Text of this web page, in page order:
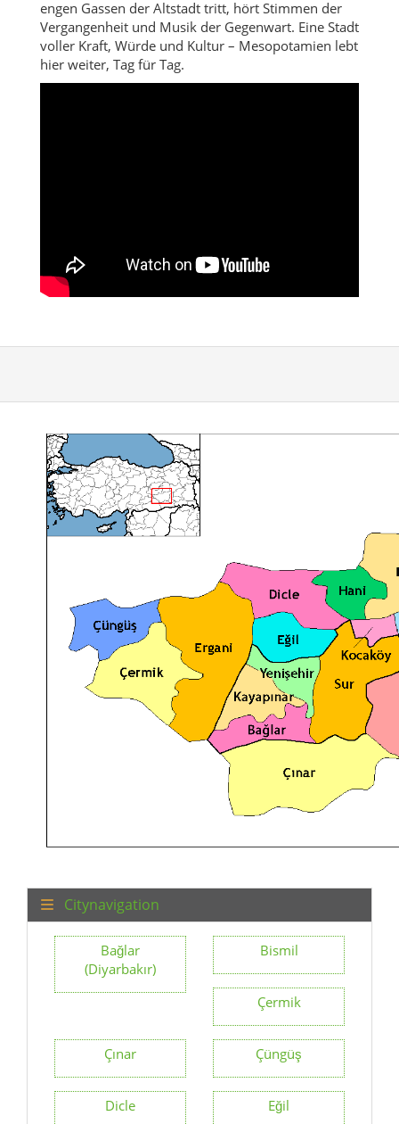
engen Gassen der Altstadt tritt, hört Stimmen der
Vergangenheit und Musik der Gegenwart. Eine Stadt
voller Kraft, Würde und Kultur – Mesopotamien lebt
hier weiter, Tag für Tag.
Citynavigation
Bağlar
(Diyarbakır)
Bismil
Çermik
Çınar Çüngüş
Dicle Eğil